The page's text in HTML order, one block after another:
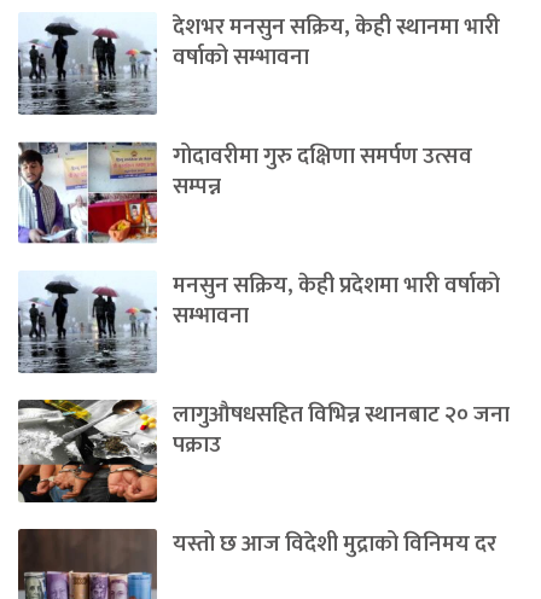
देशभर मनसुन सक्रिय, केही स्थानमा भारी
वर्षाको सम्भावना
गोदावरीमा गुरु दक्षिणा समर्पण उत्सव
सम्पन्न
मनसुन सक्रिय, केही प्रदेशमा भारी वर्षाको
सम्भावना
लागुऔषधसहित विभिन्न स्थानबाट २० जना
पक्राउ
यस्तो छ आज विदेशी मुद्राको विनिमय दर